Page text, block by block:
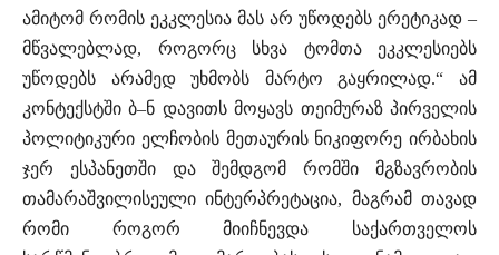
ამიტომ რომის ეკკლესია მას არ უწოდებს ერეტიკად –
მწვალებლად, როგორც სხვა ტომთა ეკკლესიებს
უწოდებს არამედ უხმობს მარტო გაყრილად.“ ამ
კონტექსტში ბ–ნ დავითს მოყავს თეიმურაზ პირველის
პოლიტიკური ელჩობის მეთაურის ნიკიფორე ირბახის
ჯერ ესპანეთში და შემდგომ რომში მგზავრობის
თამარაშვილისეული ინტერპრეტაცია, მაგრამ თავად
რომი როგორ მიიჩნევდა საქართველოს